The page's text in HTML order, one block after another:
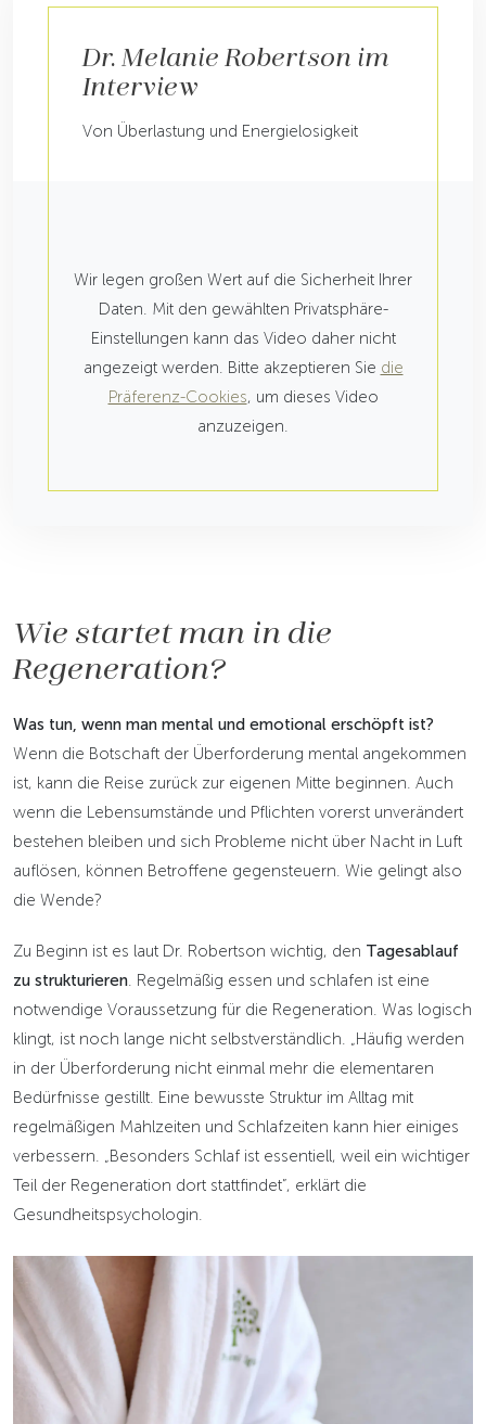
Dr. Melanie Robertson im
Interview
Von Überlastung und Energielosigkeit
Wir legen großen Wert auf die Sicherheit Ihrer
Daten. Mit den gewählten Privatsphäre-
Einstellungen kann das Video daher nicht
angezeigt werden. Bitte akzeptieren Sie die
Präferenz-Cookies, um dieses Video
anzuzeigen.
Wie startet man in die
Regeneration?
Was tun, wenn man mental und emotional erschöpft ist?
Wenn die Botschaft der Überforderung mental angekommen
ist, kann die Reise zurück zur eigenen Mitte beginnen. Auch
wenn die Lebensumstände und Pflichten vorerst unverändert
bestehen bleiben und sich Probleme nicht über Nacht in Luft
auflösen, können Betroffene gegensteuern. Wie gelingt also
die Wende?
Zu Beginn ist es laut Dr. Robertson wichtig, den Tagesablauf
zu strukturieren. Regelmäßig essen und schlafen ist eine
notwendige Voraussetzung für die Regeneration. Was logisch
klingt, ist noch lange nicht selbstverständlich. „Häufig werden
in der Überforderung nicht einmal mehr die elementaren
Bedürfnisse gestillt. Eine bewusste Struktur im Alltag mit
regelmäßigen Mahlzeiten und Schlafzeiten kann hier einiges
verbessern. „Besonders Schlaf ist essentiell, weil ein wichtiger
Teil der Regeneration dort stattfindet”, erklärt die
Gesundheitspsychologin.